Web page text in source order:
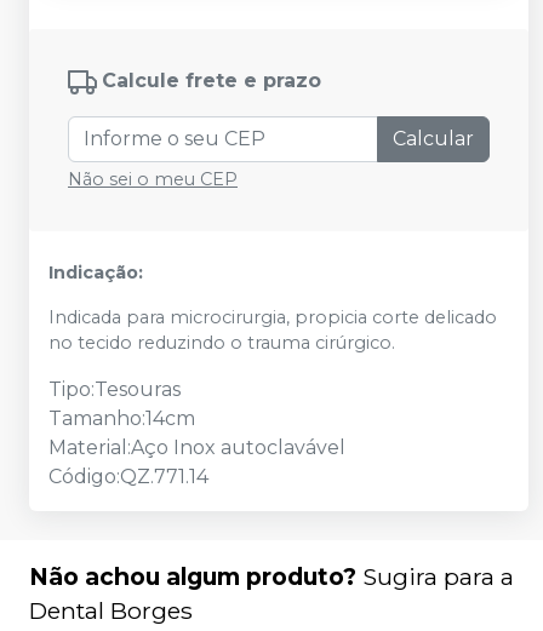
Calcule frete e prazo
Calcular
Não sei o meu CEP
Indicação:
Indicada para microcirurgia, propicia corte delicado
no tecido reduzindo o trauma cirúrgico.
Tipo:Tesouras
Tamanho:14cm
Material:Aço Inox autoclavável
Código:QZ.771.14
Não achou algum produto? Sugira para a
Dental Borges